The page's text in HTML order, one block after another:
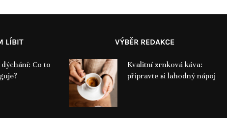
LÍBIT
Co to
VÝBĚR REDAKCE
Kvalitní zrnková káva:
připravte si lahodný nápoj